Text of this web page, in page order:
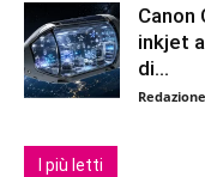
Canon
inkjet
di...
I più letti